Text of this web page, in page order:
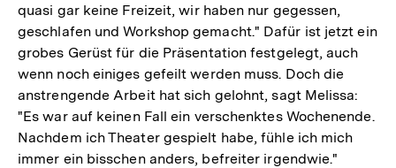
quasi gar keine Freizeit, wir haben nur gegessen,
geschlafen und Workshop gemacht." Dafür ist jetzt ein
grobes Gerüst für die Präsentation festgelegt, auch
wenn noch einiges gefeilt werden muss. Doch die
anstrengende Arbeit hat sich gelohnt, sagt Melissa:
"Es war auf keinen Fall ein verschenktes Wochenende.
Nachdem ich Theater gespielt habe, fühle ich mich
immer ein bisschen anders, befreiter irgendwie."